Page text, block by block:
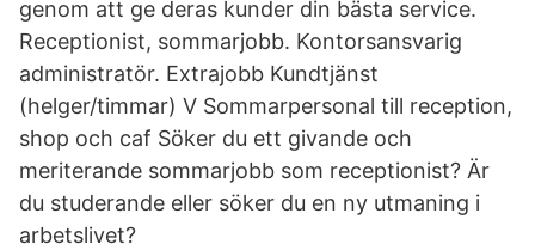
genom att ge deras kunder din bästa service.
Receptionist, sommarjobb. Kontorsansvarig
administratör. Extrajobb Kundtjänst
(helger/timmar) V Sommarpersonal till reception,
shop och caf Söker du ett givande och
meriterande sommarjobb som receptionist? Är
du studerande eller söker du en ny utmaning i
arbetslivet?